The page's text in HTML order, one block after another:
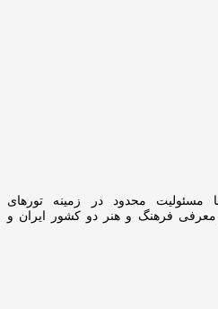
مسئولیت محدود در زمینه تورهای
فرهنگ و هنر دو کشور ایران و